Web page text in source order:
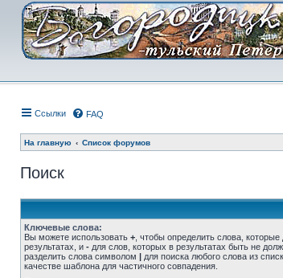
Ссылки FAQ
На главную Список форумов
Поиск
Ключевые слова:
Вы можете использовать + , чтобы определить слова,
результатах, и - для слов, которых в результатах быть не
разделить слова символом | для поиска любого слова из
качестве шаблона для частичного совпадения.